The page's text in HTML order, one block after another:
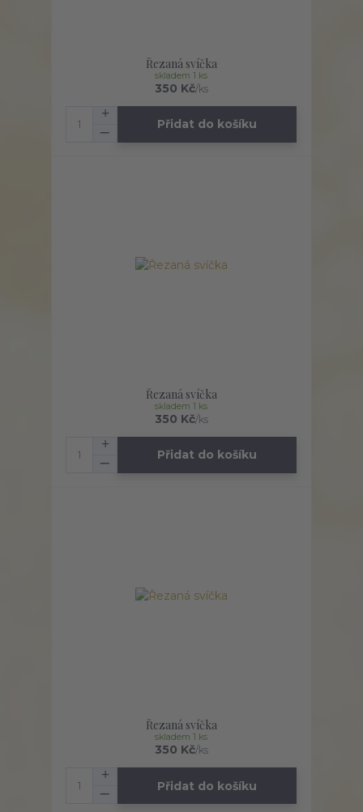
Řezaná svíčka
350 Kč/ks
skladem 1 ks
Přidat do košíku
Řezaná svíčka
350 Kč/ks
skladem 1 ks
Přidat do košíku
Řezaná svíčka
350 Kč/ks
skladem 1 ks
Přidat do košíku